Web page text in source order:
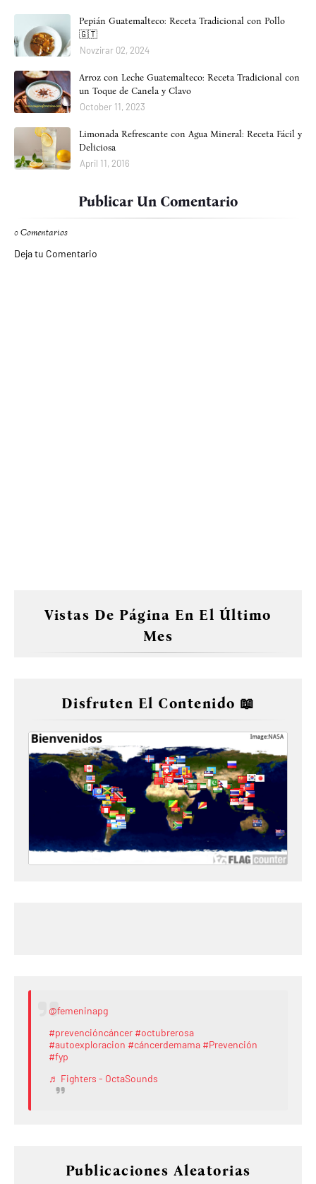
Pepián Guatemalteco: Receta Tradicional con Pollo
🇬🇹
Novzirar 02, 2024
Arroz con Leche Guatemalteco: Receta Tradicional con
un Toque de Canela y Clavo
October 11, 2023
Limonada Refrescante con Agua Mineral: Receta Fácil y
Deliciosa
April 11, 2016
Publicar Un Comentario
0 Comentarios
Deja tu Comentario
Vistas De Página En El Último
Mes
Disfruten El Contenido 📖
@femeninapg
#prevencióncáncer #octubrerosa
#autoexploracion #cáncerdemama #Prevención
#fyp
♬ Fighters - OctaSounds
Publicaciones Aleatorias